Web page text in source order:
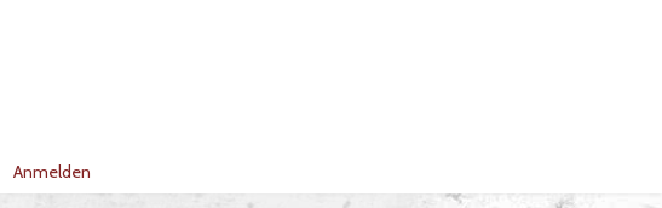
Anmelden